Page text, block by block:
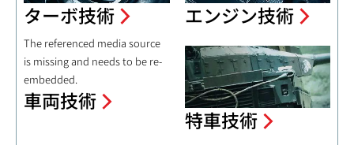
ターボ技術 エンジン技術
The referenced media source
is missing and needs to be re-
embedded.
車両技術
特車技術